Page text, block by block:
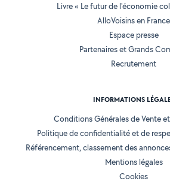
Livre « Le futur de l'économie
AlloVoisins en France
Espace presse
Partenaires et Grands
Recrutement
INFORMATIONS
Conditions Générales de Vente
Politique de confidentialité et de
Référencement, classement des
Mentions légales
Cookies